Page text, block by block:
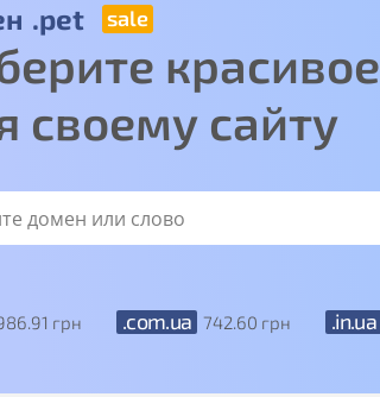
.pet
красивое
своему сайту
.91 грн .com.ua 742 .60 грн .in.ua